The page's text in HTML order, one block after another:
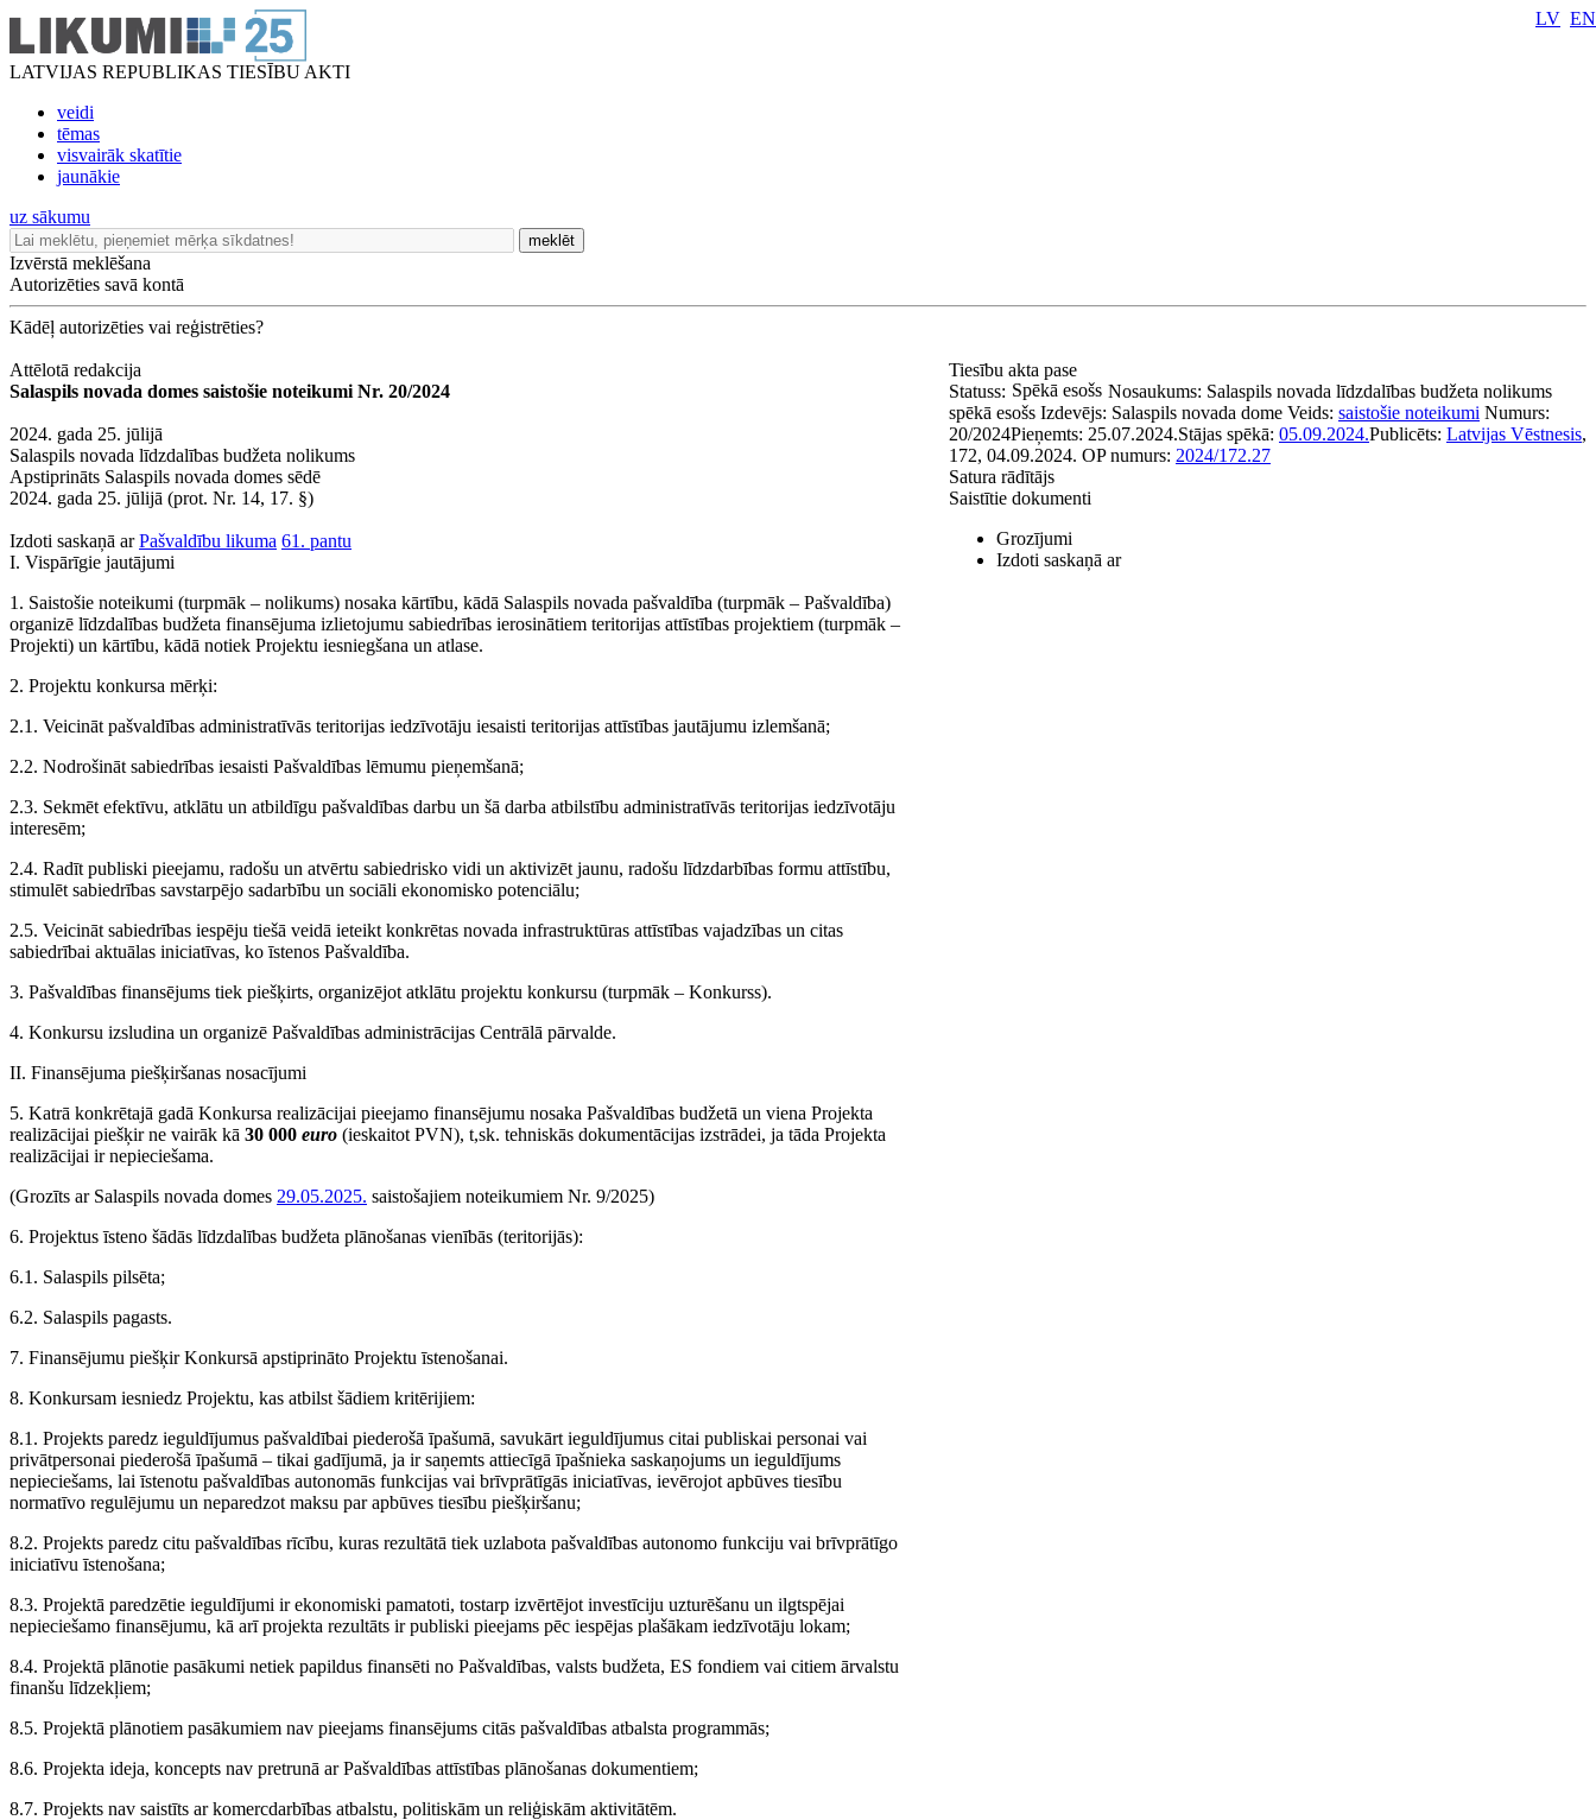
LATVIJAS REPUBLIKAS TIESĪBU AKTI
veidi
tēmas
visvairāk skatītie
jaunākie
LV EN
uz sākumu
meklēt
Izvērstā meklēšana
Autorizēties savā kontā
Kādēļ autorizēties vai reģistrēties?
Attēlotā redakcija
Salaspils novada domes saistošie noteikumi Nr. 20/2024
2024. gada 25. jūlijā
Salaspils novada līdzdalības budžeta nolikums
Apstiprināts Salaspils novada domes sēdē
2024. gada 25. jūlijā (prot. Nr. 14, 17. §)
Izdoti saskaņā arPašvaldību likuma 61. pantu
I. Vispārīgie jautājumi
1. Saistošie noteikumi (turpmāk – nolikums) nosaka kārtību, kādā Salaspils novada pašvaldība (turpmāk – Pašvaldība)
organizē līdzdalības budžeta finansējuma izlietojumu sabiedrības ierosinātiem teritorijas attīstības projektiem (turpmāk –
Projekti) un kārtību, kādā notiek Projektu iesniegšana un atlase.
2. Projektu konkursa mērķi:
2.1. Veicināt pašvaldības administratīvās teritorijas iedzīvotāju iesaisti teritorijas attīstības jautājumu izlemšanā;
2.2. Nodrošināt sabiedrības iesaisti Pašvaldības lēmumu pieņemšanā;
2.3. Sekmēt efektīvu, atklātu un atbildīgu pašvaldības darbu un šā darba atbilstību administratīvās teritorijas iedzīvotāju
interesēm;
2.4. Radīt publiski pieejamu, radošu un atvērtu sabiedrisko vidi un aktivizēt jaunu, radošu līdzdarbības formu attīstību,
stimulēt sabiedrības savstarpējo sadarbību un sociāli ekonomisko potenciālu;
2.5. Veicināt sabiedrības iespēju tiešā veidā ieteikt konkrētas novada infrastruktūras attīstības vajadzības un citas
sabiedrībai aktuālas iniciatīvas, ko īstenos Pašvaldība.
3. Pašvaldības finansējums tiek piešķirts, organizējot atklātu projektu konkursu (turpmāk – Konkurss).
4. Konkursu izsludina un organizē Pašvaldības administrācijas Centrālā pārvalde.
II. Finansējuma piešķiršanas nosacījumi
5. Katrā konkrētajā gadā Konkursa realizācijai pieejamo finansējumu nosaka Pašvaldības budžetā un viena Projekta
realizācijai piešķir ne vairāk kā 30 000 euro (ieskaitot PVN), t,sk. tehniskās dokumentācijas izstrādei, ja tāda Projekta
realizācijai ir nepieciešama.
(Grozīts ar Salaspils novada domes 29.05.2025. saistošajiem noteikumiem Nr. 9/2025)
6. Projektus īsteno šādās līdzdalības budžeta plānošanas vienībās (teritorijās):
6.1. Salaspils pilsēta;
6.2. Salaspils pagasts.
7. Finansējumu piešķir Konkursā apstiprināto Projektu īstenošanai.
8. Konkursam iesniedz Projektu, kas atbilst šādiem kritērijiem:
8.1. Projekts paredz ieguldījumus pašvaldībai piederošā īpašumā, savukārt ieguldījumus citai publiskai personai vai
privātpersonai piederošā īpašumā – tikai gadījumā, ja ir saņemts attiecīgā īpašnieka saskaņojums un ieguldījums
nepieciešams, lai īstenotu pašvaldības autonomās funkcijas vai brīvprātīgās iniciatīvas, ievērojot apbūves tiesību
normatīvo regulējumu un neparedzot maksu par apbūves tiesību piešķiršanu;
8.2. Projekts paredz citu pašvaldības rīcību, kuras rezultātā tiek uzlabota pašvaldības autonomo funkciju vai brīvprātīgo
iniciatīvu īstenošana;
8.3. Projektā paredzētie ieguldījumi ir ekonomiski pamatoti, tostarp izvērtējot investīciju uzturēšanu un ilgtspējai
nepieciešamo finansējumu, kā arī projekta rezultāts ir publiski pieejams pēc iespējas plašākam iedzīvotāju lokam;
8.4. Projektā plānotie pasākumi netiek papildus finansēti no Pašvaldības, valsts budžeta, ES fondiem vai citiem ārvalstu
finanšu līdzekļiem;
8.5. Projektā plānotiem pasākumiem nav pieejams finansējums citās pašvaldības atbalsta programmās;
8.6. Projekta ideja, koncepts nav pretrunā ar Pašvaldības attīstības plānošanas dokumentiem;
8.7. Projekts nav saistīts ar komercdarbības atbalstu, politiskām un reliģiskām aktivitātēm.
Tiesību akta pase
Nosaukums: Salaspils novada līdzdalības budžeta nolikums
Statuss: Spēkā esošs
spēkā esošs Izdevējs: Salaspils novada dome Veids: saistošie noteikumi Numurs:
20/2024Pieņemts: 25.07.2024.Stājas spēkā: 05.09.2024.Publicēts: Latvijas Vēstnesis,
172, 04.09.2024. OP numurs: 2024/172.27
Satura rādītājs
Saistītie dokumenti
Grozījumi
Izdoti saskaņā ar